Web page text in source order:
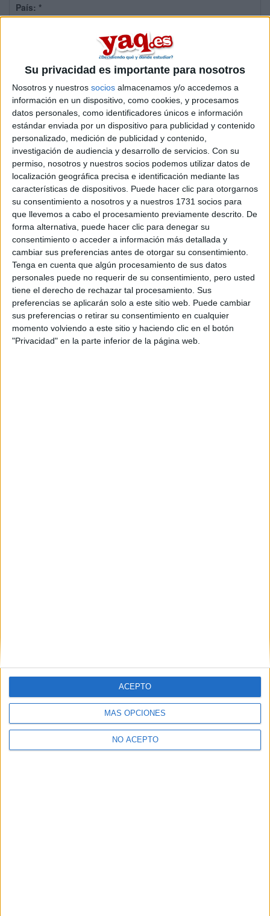
Su privacidad es importante para nosotros
Nosotros y nuestros socios almacenamos y/o accedemos a
información en un dispositivo, como cookies, y procesamos
datos personales, como identificadores únicos e información
estándar enviada por un dispositivo para publicidad y contenido
personalizado, medición de publicidad y contenido,
investigación de audiencia y desarrollo de servicios. Con su
permiso, nosotros y nuestros socios podemos utilizar datos de
localización geográfica precisa e identificación mediante las
características de dispositivos. Puede hacer clic para otorgarnos
su consentimiento a nosotros y a nuestros 1731 socios para
que llevemos a cabo el procesamiento previamente descrito. De
forma alternativa, puede hacer clic para denegar su
consentimiento o acceder a información más detallada y
cambiar sus preferencias antes de otorgar su consentimiento.
Tenga en cuenta que algún procesamiento de sus datos
personales puede no requerir de su consentimiento, pero usted
tiene el derecho de rechazar tal procesamiento. Sus
preferencias se aplicarán solo a este sitio web. Puede cambiar
sus preferencias o retirar su consentimiento en cualquier
momento volviendo a este sitio y haciendo clic en el botón
"Privacidad" en la parte inferior de la página web.
MÁS OPCIONES
NO ACEPTO
ACEPTO
País: *
Sobre ti
Soy:*
Chico
Chica
¿En qué año terminas (o terminaste) bachillerato o FP?
Soy estudiante de:*
Términos y Condiciones de Uso
Aceptolos Términos y Condicionesde uso*
Y como regalo de agradecimiento, por registrarte te daremos
gratis una copia de nuestro ebook con 100 consejos para tu
primer año de universidad